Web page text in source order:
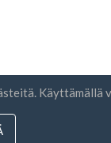
Käyttämällä